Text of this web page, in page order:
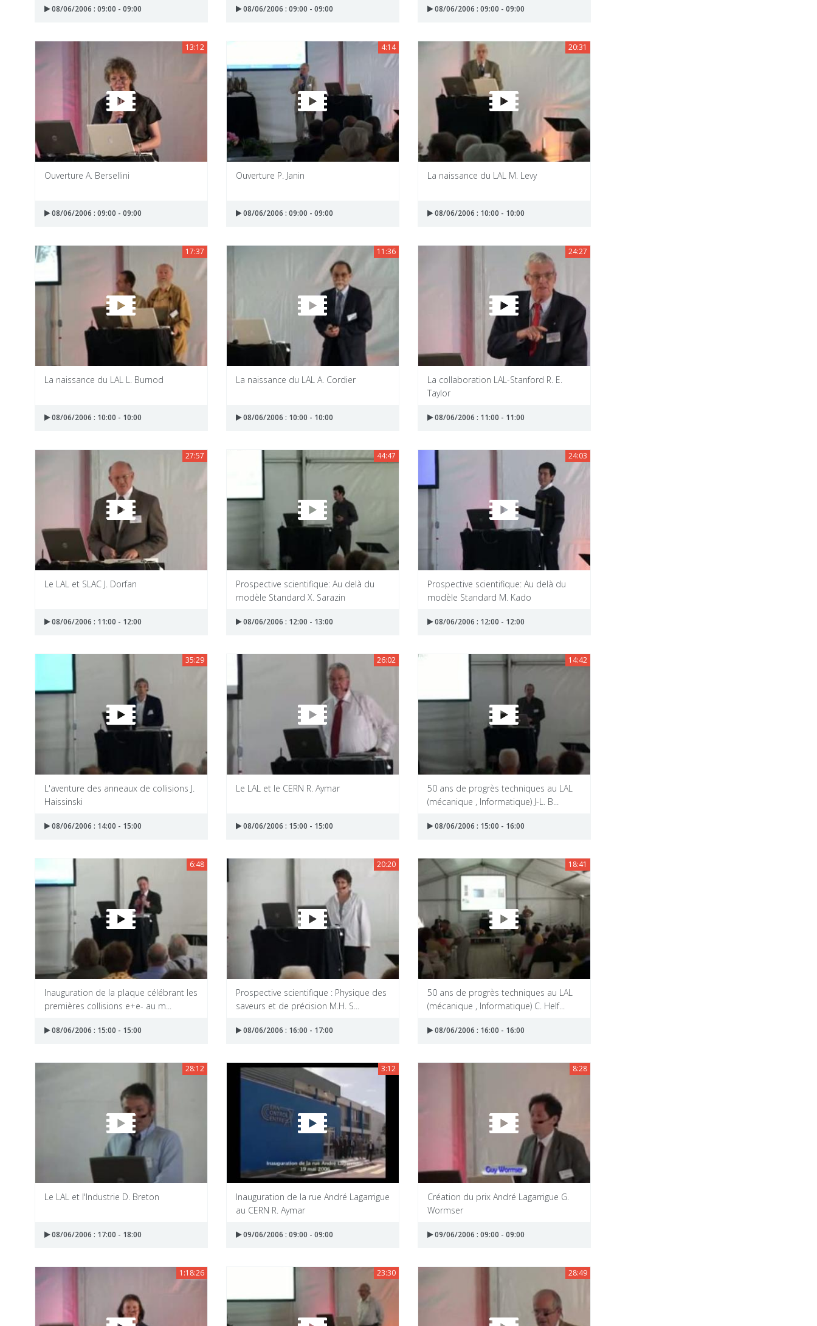
08/06/2006 : 09:00 - 09:00 08/06/2006 : 09:00 - 09:00 08/06/2006 : 09:00 - 09:00
13:12
Ouverture A. Bersellini
08/06/2006 : 09:00 - 09:00
4:14
Ouverture P. Janin
08/06/2006 : 09:00 - 09:00
20:31
La naissance du LAL M. Levy
08/06/2006 : 10:00 - 10:00
17:37
La naissance du LAL L. Burnod
08/06/2006 : 10:00 - 10:00
11:36
La naissance du LAL A. Cordier
08/06/2006 : 10:00 - 10:00
24:27
La collaboration LAL-Stanford R. E.
Taylor
08/06/2006 : 11:00 - 11:00
27:57
Le LAL et SLAC J. Dorfan
08/06/2006 : 11:00 - 12:00
44:47
Prospective scientifique: Au delà du
modèle Standard X. Sarazin
08/06/2006 : 12:00 - 13:00
24:03
Prospective scientifique: Au delà du
modèle Standard M. Kado
08/06/2006 : 12:00 - 12:00
35:29
L'aventure des anneaux de collisions J.
Haissinski
08/06/2006 : 14:00 - 15:00
26:02
Le LAL et le CERN R. Aymar
08/06/2006 : 15:00 - 15:00
14:42
50 ans de progrès techniques au LAL
(mécanique , Informatique) J-L. B...
08/06/2006 : 15:00 - 16:00
6:48
Inauguration de la plaque célébrant les
premières collisions e+e- au m...
08/06/2006 : 15:00 - 15:00
20:20
Prospective scientifique : Physique des
saveurs et de précision M.H. S...
08/06/2006 : 16:00 - 17:00
18:41
50 ans de progrès techniques au LAL
(mécanique , Informatique) C. Helf...
08/06/2006 : 16:00 - 16:00
28:12
Le LAL et l'Industrie D. Breton
08/06/2006 : 17:00 - 18:00
3:12
Inauguration de la rue André Lagarrigue
au CERN R. Aymar
09/06/2006 : 09:00 - 09:00
8:28
Création du prix André Lagarrigue G.
Wormser
09/06/2006 : 09:00 - 09:00
1:18:26 23:30 28:49